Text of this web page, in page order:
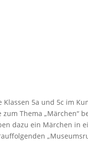
Klassen 5a und 5c im
Thema „Märchen“
dazu ein Märchen in